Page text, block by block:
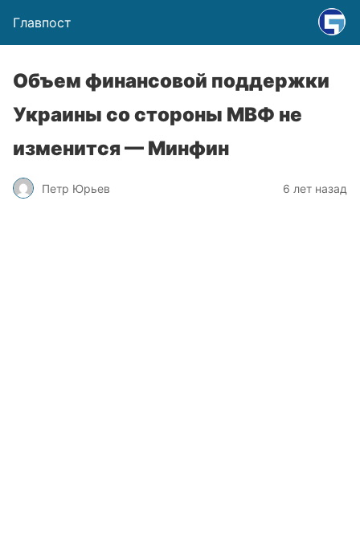
Главпост
Объем финансовой поддержки
Украины со стороны МВФ не
изменится — Минфин
Петр Юрьев 6 лет назад